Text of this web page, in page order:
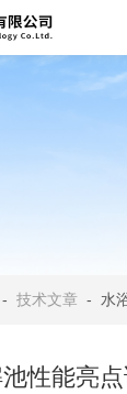
-技术文章 - 水浴光
性能亮